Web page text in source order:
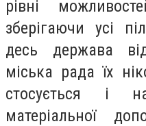
рівні
зберігаючи усі
десь держава
міська рада їх
стосується і
матеріальної